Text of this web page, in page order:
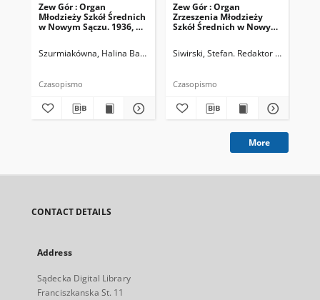
Zew Gór : Organ
Młodzieży Szkół Średnich
w Nowym Sączu. 1936, R.
Szurmiakówna, Halina Barbara (1920-1945). Redaktor naczelny
Czasopismo
Zew Gór : Organ
Zrzeszenia Młodzieży
Szkół Średnich w Nowym
Siwirski, Stefan. Redaktor naczelny
Czasopismo
More
CONTACT DETAILS
Address
Sądecka Digital Library
Franciszkanska St. 11